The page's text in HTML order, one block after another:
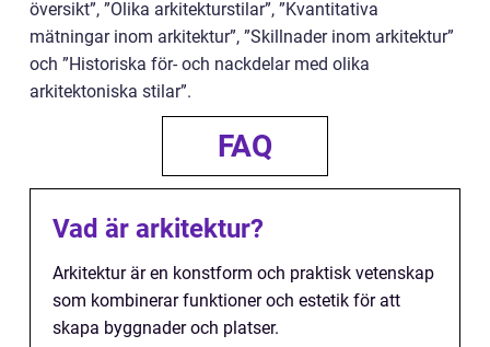
översikt”, ”Olika arkitekturstilar”, ”Kvantitativa
mätningar inom arkitektur”, ”Skillnader inom arkitektur”
och ”Historiska för- och nackdelar med olika
arkitektoniska stilar”.
FAQ
Vad är arkitektur?
Arkitektur är en konstform och praktisk vetenskap
som kombinerar funktioner och estetik för att
skapa byggnader och platser.